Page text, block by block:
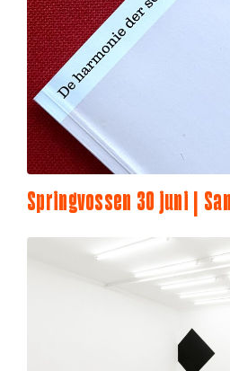
Springvossen 30 juni |